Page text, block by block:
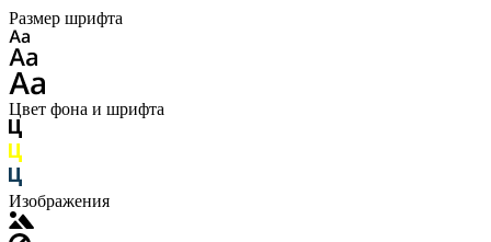
Размер шрифта
Цвет фона и шрифта
Изображения